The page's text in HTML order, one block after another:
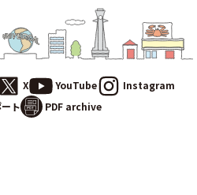
X YouTube
Instagram
ト
PDF archive